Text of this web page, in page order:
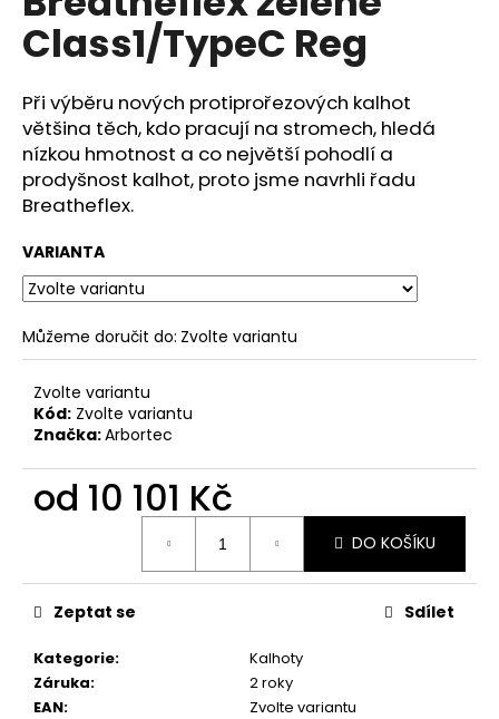
5
hvězdiček.
Class1/TypeC Reg
Při výběru nových protiprořezových kalhot
většina těch, kdo pracují na stromech, hledá
nízkou hmotnost a co největší pohodlí a
prodyšnost kalhot, proto jsme navrhli řadu
Breatheflex.
VARIANTA
Můžeme doručit do: Zvolte variantu
Zvolte variantu
Kód: Zvolte variantu
Značka:Arbortec
od 10 101 Kč
DO KOŠÍKU
Kategorie:
Kalhoty
Záruka:
2 roky
EAN:
Zvolte variantu
Zeptat se Sdílet
u
j
m
e